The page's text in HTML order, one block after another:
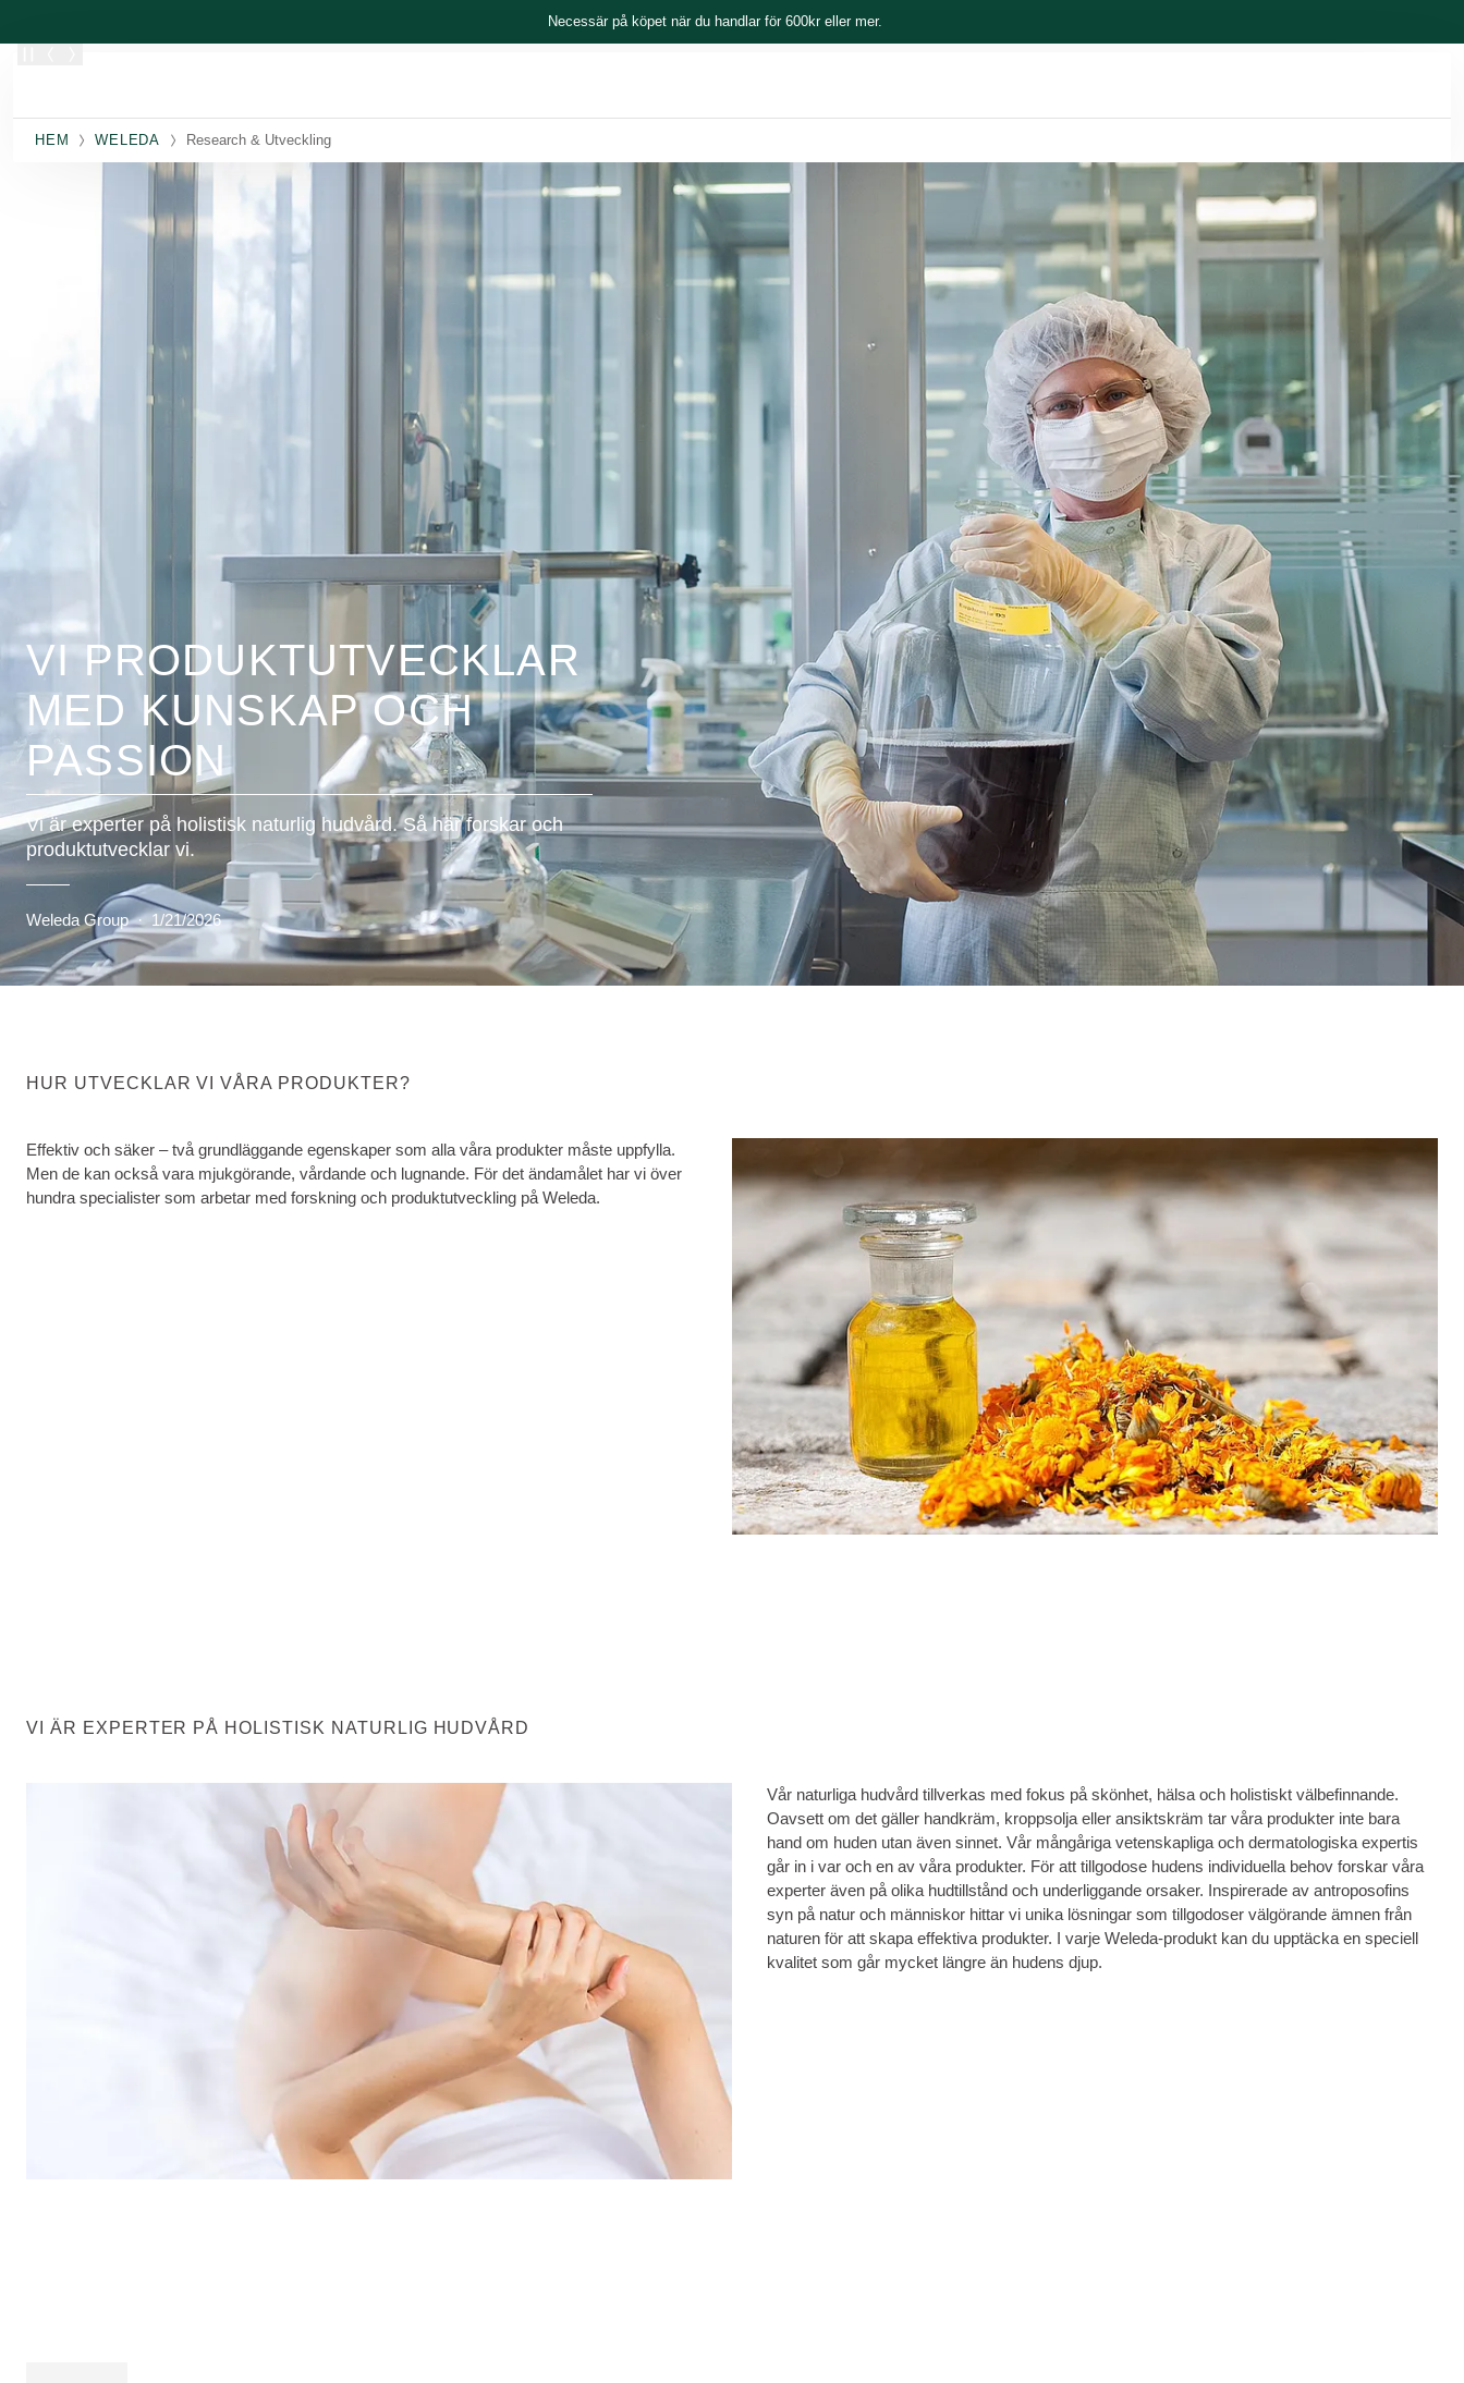
Necessär på köpet när du handlar för 600kr eller mer.
HEM WELEDA Research & Utveckling
VI PRODUKTUTVECKLAR
MED KUNSKAP OCH
PASSION
Vi är experter på holistisk naturlig hudvård. Så här forskar och
produktutvecklar vi.
Weleda Group · 1/21/2026
HUR UTVECKLAR VI VÅRA PRODUKTER?
Effektiv och säker – två grundläggande egenskaper som alla våra produkter måste uppfylla.
Men de kan också vara mjukgörande, vårdande och lugnande. För det ändamålet har vi över
hundra specialister som arbetar med forskning och produktutveckling på Weleda.
VI ÄR EXPERTER PÅ HOLISTISK NATURLIG HUDVÅRD
Vår naturliga hudvård tillverkas med fokus på skönhet, hälsa och holistiskt välbefinnande.
Oavsett om det gäller handkräm, kroppsolja eller ansiktskräm tar våra produkter inte bara
hand om huden utan även sinnet. Vår mångåriga vetenskapliga och dermatologiska expertis
går in i var och en av våra produkter. För att tillgodose hudens individuella behov forskar våra
experter även på olika hudtillstånd och underliggande orsaker. Inspirerade av antroposofins
syn på natur och människor hittar vi unika lösningar som tillgodoser välgörande ämnen från
naturen för att skapa effektiva produkter. I varje Weleda-produkt kan du upptäcka en speciell
kvalitet som går mycket längre än hudens djup.